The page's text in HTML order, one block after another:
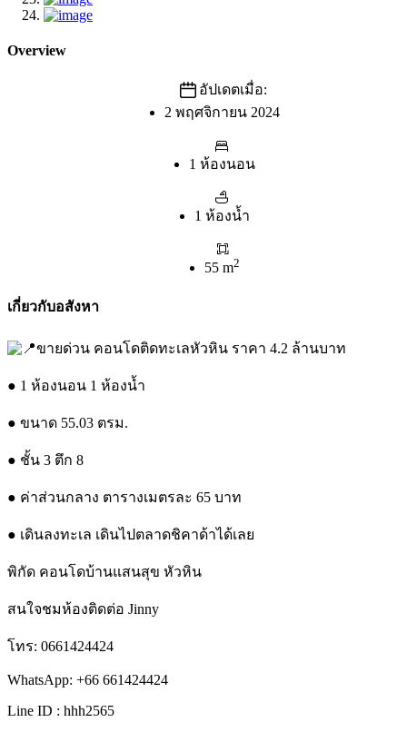
Overview
อัปเดตเมื่อ:
2 พฤศจิกายน 2024
1 ห้องนอน
1 ห้องน้ำ
55 m2
เกี่ยวกับอสังหา
ขายด่วน คอนโดติดทะเลหัวหิน ราคา 4.2 ล้านบาท
● 1 ห้องนอน 1 ห้องน้ำ
● ขนาด 55.03 ตรม.
● ชั้น 3 ตึก 8
● ค่าส่วนกลาง ตารางเมตรละ 65 บาท
● เดินลงทะเล เดินไปตลาดชิคาด้าได้เลย
พิกัด คอนโดบ้านแสนสุข หัวหิน
สนใจชมห้องติดต่อ Jinny
โทร: 0661424424
WhatsApp: +66 661424424
Line ID : hhh2565